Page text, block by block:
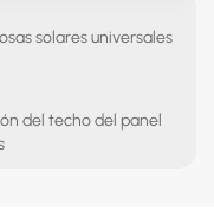
solares universales
del techo del panel